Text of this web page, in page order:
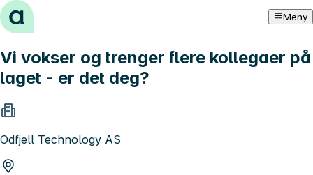
Hopp til innhold Meny
Vi vokser og trenger flere kollegaer på
laget - er det deg?
Odfjell Technology AS